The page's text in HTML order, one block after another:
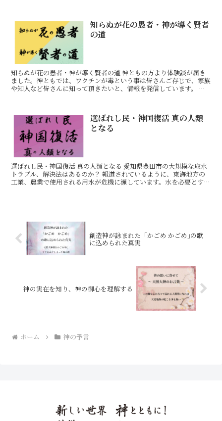
知らぬが花の愚者・神が導く賢者
の道
知らぬが花の愚者・神が導く賢者の道 神ともの方より体験談が届き
ました。神ともでは、ワクチンが毒という事は皆さんご存じで、家族
や知人など皆さんに知って頂きたいと、情報を発信しています。 皆
選ばれし民・神国復活 真の人類
となる
選ばれし民・神国復活 真の人類となる 愛知県豊田市の大規模な取水
トラブル、解決法はあるのか？ 報道されているように、東海地方の
工業、農業で使用される用水が危機に瀕しています。水を必要とする
創造神が詠まれた「かごめ かごめ｣の歌
に込められた真実
神の実在を知り、神の御心を理解する
ホーム 神の予言